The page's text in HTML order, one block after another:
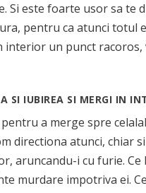
Si este foarte usor sa
pentru ca atunci totul
interior un punct
SI IUBIREA SI MERGI IN
a merge spre
directiona atunci, chiar
aruncandu-i cu furie.
murdare impotriva ei.